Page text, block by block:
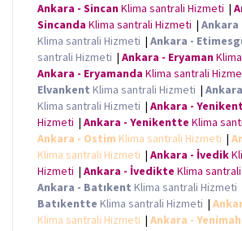
o
o
k
e
r
A
p
p
n
g
e
Ankara - SincanKlima santrali Hizmeti |
Sincanda Klima santrali Hizmeti |
Klima santrali Hizmeti | Ankara -
santrali Hizmeti | Ankara - Eryaman
Ankara - Eryamanda Klima santrali
Elvankent Klima santrali Hizmeti |
Klima santrali Hizmeti | Ankara -
Hizmeti | Ankara - Yenikentte Klima
Ankara - Ostim Klima santrali Hizmeti |
Klima santrali Hizmeti | Ankara - İvedik
Hizmeti | Ankara - İvedikte Klima
Ankara - Batıkent Klima santrali Hizmeti
Batıkentte Klima santrali Hizmeti |
Klima santrali Hizmeti | Ankara -